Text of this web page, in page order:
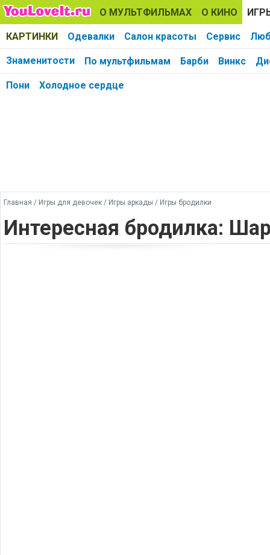
О МУЛЬТФИЛЬМАХ О КИНО
КАРТИНКИ Одевалки Салон красоты Сервис
Знаменитости По мультфильмам Барби Винкс
Пони Холодное сердце
Главная / Игры для девочек / Игры аркады / Игры бродилки
Интересная бродилка: